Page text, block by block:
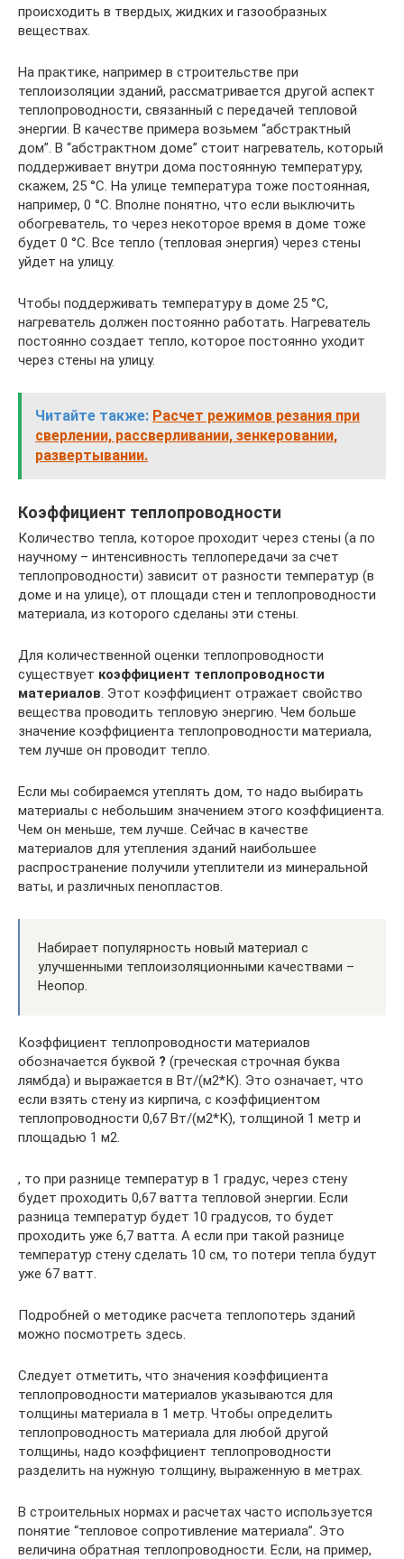
происходить в твердых, жидких и газообразных
веществах.
На практике, например в строительстве при
теплоизоляции зданий, рассматривается другой аспект
теплопроводности, связанный с передачей тепловой
энергии. В качестве примера возьмем “абстрактный
дом”. В “абстрактном доме” стоит нагреватель, который
поддерживает внутри дома постоянную температуру,
скажем, 25 °С. На улице температура тоже постоянная,
например, 0 °С. Вполне понятно, что если выключить
обогреватель, то через некоторое время в доме тоже
будет 0 °С. Все тепло (тепловая энергия) через стены
уйдет на улицу.
Чтобы поддерживать температуру в доме 25 °С,
нагреватель должен постоянно работать. Нагреватель
постоянно создает тепло, которое постоянно уходит
через стены на улицу.
Читайте также: Расчет режимов резания при
сверлении, рассверливании, зенкеровании,
развертывании.
Коэффициент теплопроводности
Количество тепла, которое проходит через стены (а по
научному – интенсивность теплопередачи за счет
теплопроводности) зависит от разности температур (в
доме и на улице), от площади стен и теплопроводности
материала, из которого сделаны эти стены.
Для количественной оценки теплопроводности
существует коэффициент теплопроводности
материалов. Этот коэффициент отражает свойство
вещества проводить тепловую энергию. Чем больше
значение коэффициента теплопроводности материала,
тем лучше он проводит тепло.
Если мы собираемся утеплять дом, то надо выбирать
материалы с небольшим значением этого коэффициента.
Чем он меньше, тем лучше. Сейчас в качестве
материалов для утепления зданий наибольшее
распространение получили утеплители из минеральной
ваты, и различных пенопластов.
Набирает популярность новый материал с
улучшенными теплоизоляционными качествами –
Неопор.
Коэффициент теплопроводности материалов
обозначается буквой ? (греческая строчная буква
лямбда) и выражается в Вт/(м2*К). Это означает, что
если взять стену из кирпича, с коэффициентом
теплопроводности 0,67 Вт/(м2*К), толщиной 1 метр и
площадью 1 м2.
, то при разнице температур в 1 градус, через стену
будет проходить 0,67 ватта тепловой энергии. Если
разница температур будет 10 градусов, то будет
проходить уже 6,7 ватта. А если при такой разнице
температур стену сделать 10 см, то потери тепла будут
уже 67 ватт.
Подробней о методике расчета теплопотерь зданий
можно посмотреть здесь.
Следует отметить, что значения коэффициента
теплопроводности материалов указываются для
толщины материала в 1 метр. Чтобы определить
теплопроводность материала для любой другой
толщины, надо коэффициент теплопроводности
разделить на нужную толщину, выраженную в метрах.
В строительных нормах и расчетах часто используется
понятие “тепловое сопротивление материала”. Это
величина обратная теплопроводности. Если, на пример,